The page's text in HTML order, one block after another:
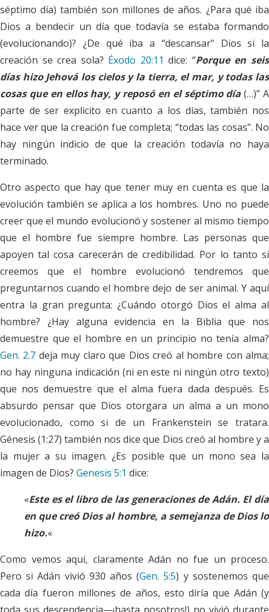
séptimo día) también son millones de años. ¿Para qué iba
Dios a bendecir un día que todavía se estaba formando
(evolucionando)? ¿De qué iba a “descansar” Dios si la
creación se crea sola? Éxodo 20:11 dice: “Porque en seis
días hizo Jehová los cielos y la tierra, el mar, y todas las
cosas que en ellos hay, y reposó en el séptimo día(…)” A
parte de ser explicito en cuanto a los días, también nos
hace ver que la creación fue completa; “todas las cosas”. No
hay ningún indicio de que la creación todavía no haya
terminado.
Otro aspecto que hay que tener muy en cuenta es que la
evolución también se aplica a los hombres. Uno no puede
creer que el mundo evolucionó y sostener al mismo tiempo
que el hombre fue siempre hombre. Las personas que
apoyen tal cosa carecerán de credibilidad. Por lo tanto si
creemos que el hombre evolucionó tendremos que
preguntarnos cuando el hombre dejo de ser animal. Y aquí
entra la gran pregunta: ¿Cuándo otorgó Dios el alma al
hombre? ¿Hay alguna evidencia en la Biblia que nos
demuestre que el hombre en un principio no tenía alma?
Gen. 2.7 deja muy claro que Dios creó al hombre con alma;
no hay ninguna indicación (ni en este ni ningún otro texto)
que nos demuestre que el alma fuera dada después. Es
absurdo pensar que Dios otorgara un alma a un mono
evolucionado, como si de un Frankenstein se tratara.
Génesis (1:27) también nos dice que Dios creó al hombre y a
la mujer a su imagen. ¿Es posible que un mono sea la
imagen de Dios? Genesis 5:1 dice:
«Este es el libro de las generaciones de Adán. El día
en que creó Dios al hombre, a semejanza de Dios lo
hizo.«
Como vemos aquí, claramente Adán no fue un proceso.
Pero si Adán vivió 930 años (Gen. 5:5) y sostenemos que
cada día fueron millones de años, esto diría que Adán (y